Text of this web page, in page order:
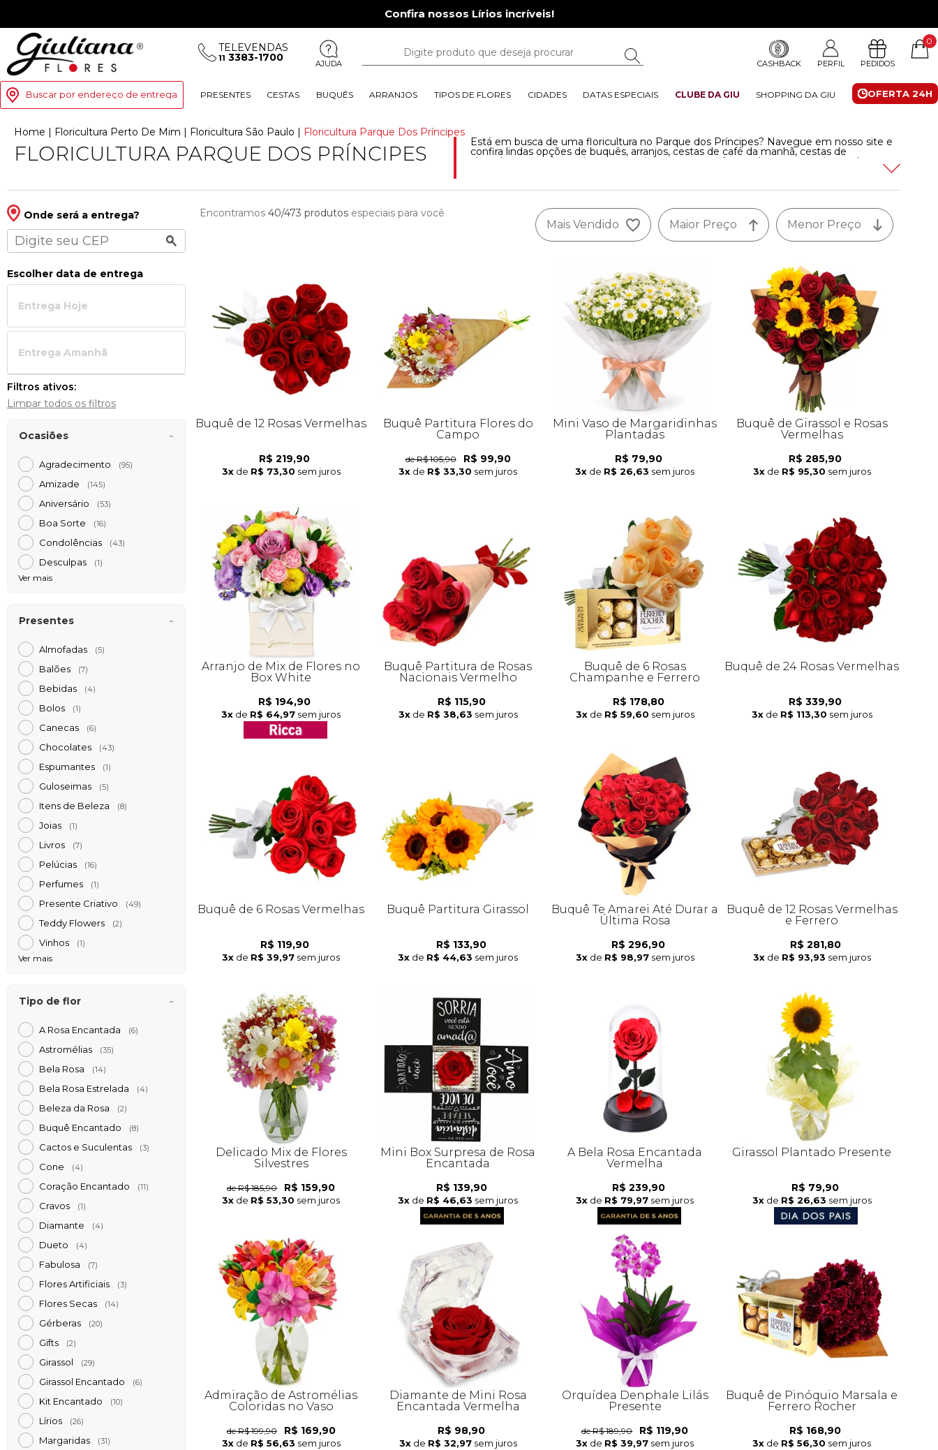
Confira nossos Lírios incríveis!
TELEVENDAS
11 3383-1700 AJUDA CASHBACK PERFIL PEDIDOS
0
Buscar por endereço de entrega OFERTA 24H
PRESENTES CESTAS BUQUÊS ARRANJOS TIPOS DE FLORES CIDADES DATAS ESPECIAIS CLUBE DA GIU SHOPPING DA GIU
Home | Floricultura Perto De Mim | Floricultura São Paulo | Floricultura Parque Dos Príncipes
FLORICULTURA PARQUE DOS PRÍNCIPES Está em busca de uma floricultura no Parque dos Príncipes? Navegue em nosso site e
confira lindas opções de buquês, arranjos, cestas de café da manhã, cestas de
chocolates e muito mais para emocionar quem você ama de uma maneira totalmente
Onde será a entrega?
Escolher data de entrega
Entrega Hoje
Entrega Amanh
Filtros ativos:
Limpar todos os filtros
Ocasiões
Agradecimento (95)
Amizade (145)
Aniversário (53)
Boa Sorte (16)
Condolências (43)
Desculpas (1)
Ver mais
Presentes
Almofadas (5)
Balões (7)
Bebidas (4)
Bolos (1)
Canecas (6)
Chocolates (43)
Espumantes (1)
Guloseimas (5)
Itens de Beleza (8)
Joias (1)
Livros (7)
Pelúcias (16)
Perfumes (1)
Presente Criativo (49)
Teddy Flowers (2)
Vinhos (1)
Ver mais
Tipo de flor
A Rosa Encantada (6)
Astromélias (35)
Bela Rosa (14)
Bela Rosa Estrelada (4)
Beleza da Rosa (2)
Buquê Encantado (8)
Cactos e Suculentas (3)
Cone (4)
Coração Encantado (11)
Cravos (1)
Diamante (4)
Dueto (4)
Fabulosa (7)
Flores Artificiais (3)
Flores Secas (14)
Gérberas (20)
Gifts (2)
Girassol (29)
Girassol Encantado (6)
Kit Encantado (10)
Lírios (26)
Margaridas (31)
Menor Preço
Maior Preço
Mais Vendido
Encontramos 40/473 produtos especiais para você
Buquê de 12 Rosas Vermelhas
R$ 219,90
3x de R$ 73,30 sem juros
Buquê Partitura Flores do
Campo
de R$ 105,90 R$ 99,90
3x de R$ 33,30 sem juros
Mini Vaso de Margaridinhas
Plantadas
R$ 79,90
3x de R$ 26,63 sem juros
Buquê de Girassol e Rosas
Vermelhas
R$ 285,90
3x de R$ 95,30 sem juros
Arranjo de Mix de Flores no
Box White
R$ 194,90
3x de R$ 64,97 sem juros
Buquê Partitura de Rosas
Nacionais Vermelho
R$ 115,90
3x de R$ 38,63 sem juros
Buquê de 6 Rosas
Champanhe e Ferrero
R$ 178,80
3x de R$ 59,60 sem juros
Buquê de 24 Rosas Vermelhas
R$ 339,90
3x de R$ 113,30 sem juros
Buquê de 6 Rosas Vermelhas
R$ 119,90
3x de R$ 39,97 sem juros
Buquê Partitura Girassol
R$ 133,90
3x de R$ 44,63 sem juros
Buquê Te Amarei Até Durar a
Última Rosa
R$ 296,90
3x de R$ 98,97 sem juros
Buquê de 12 Rosas Vermelhas
e Ferrero
R$ 281,80
3x de R$ 93,93 sem juros
Delicado Mix de Flores
Silvestres
de R$ 185,90 R$ 159,90
3x de R$ 53,30 sem juros
Mini Box Surpresa de Rosa
Encantada
R$ 139,90
3x de R$ 46,63 sem juros
A Bela Rosa Encantada
Vermelha
R$ 239,90
3x de R$ 79,97 sem juros
Girassol Plantado Presente
R$ 79,90
3x de R$ 26,63 sem juros
Admiração de Astromélias
Coloridas no Vaso
de R$ 199,90 R$ 169,90
3x de R$ 56,63 sem juros
Diamante de Mini Rosa
Encantada Vermelha
R$ 98,90
3x de R$ 32,97 sem juros
Orquídea Denphale Lilás
Presente
de R$ 189,90 R$ 119,90
3x de R$ 39,97 sem juros
Buquê de Pinóquio Marsala e
Ferrero Rocher
R$ 168,90
3x de R$ 56,30 sem juros